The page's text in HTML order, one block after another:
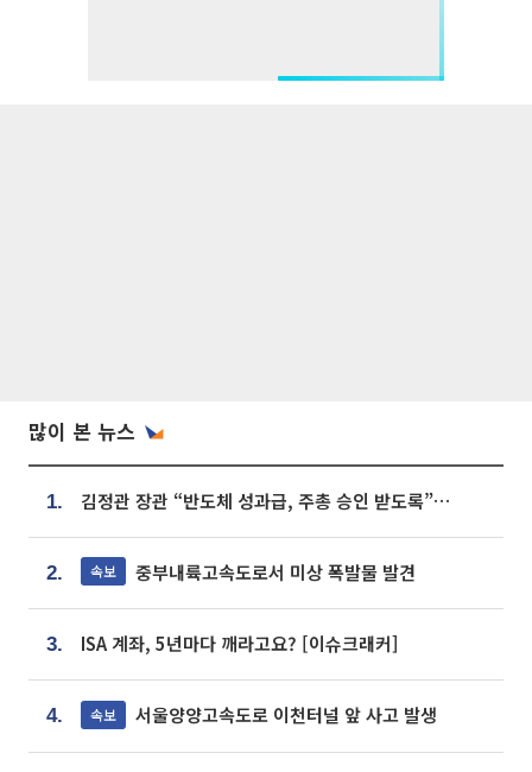
많이 본 뉴스
1. 김정관 장관 “반도체 성과급, 주총 승인 받도록”…상법·자본시장법 개정 시사
2. 속보 중부내륙고속도로서 미상 폭발물 발견
3. ISA 계좌, 5년마다 깨라고요? [이슈크래커]
4. 속보 서울양양고속도로 이천터널 앞 사고 발생